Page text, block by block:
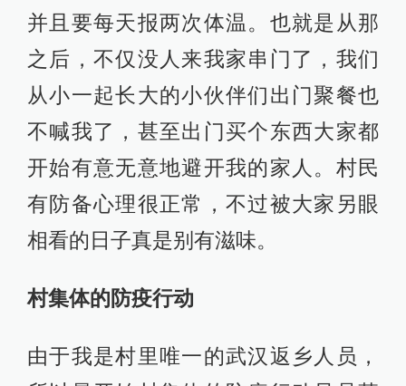
并且要每天报两次体温。也就是从那
之后，不仅没人来我家串门了，我们
从小一起长大的小伙伴们出门聚餐也
不喊我了，甚至出门买个东西大家都
开始有意无意地避开我的家人。村民
有防备心理很正常，不过被大家另眼
相看的日子真是别有滋味。
村集体的防疫行动
由于我是村里唯一的武汉返乡人员，